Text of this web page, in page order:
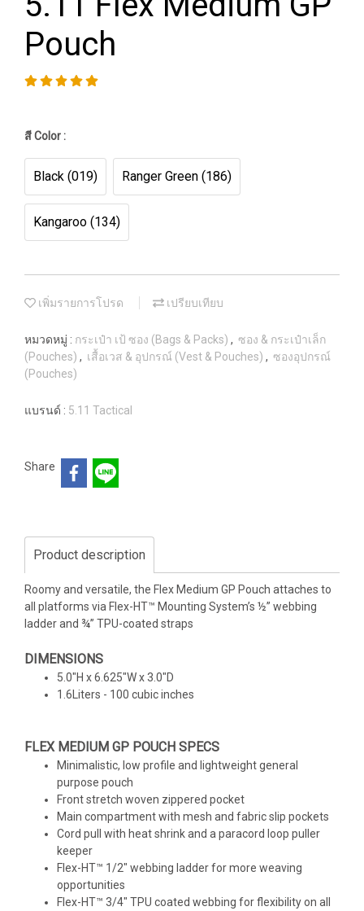
Pouch
สี Color :
Black (019) Ranger Green (186)
Kangaroo (134)
เพิ่มรายการโปรด เปรียบเทียบ
หมวดหมู่ : กระเป๋า เป้ ซอง (Bags & Packs) , ซอง & กระเป๋าเล็ก
(Pouches) , เสื้อเวส & อุปกรณ์ (Vest & Pouches) , ซองอุปกรณ์
(Pouches)
แบรนด์ : 5.11 Tactical
Share
Product description
Roomy and versatile, the Flex Medium GP Pouch attaches to
all platforms via Flex-HT™ Mounting System’s ½” webbing
ladder and ¾” TPU-coated straps
DIMENSIONS
5.0"H x 6.625"W x 3.0"D
1.6Liters - 100 cubic inches
FLEX MEDIUM GP POUCH SPECS
Minimalistic, low profile and lightweight general
purpose pouch
Front stretch woven zippered pocket
Main compartment with mesh and fabric slip pockets
Cord pull with heat shrink and a paracord loop puller
keeper
Flex-HT™ 1/2" webbing ladder for more weaving
opportunities
Flex-HT™ 3/4" TPU coated webbing for flexibility on all